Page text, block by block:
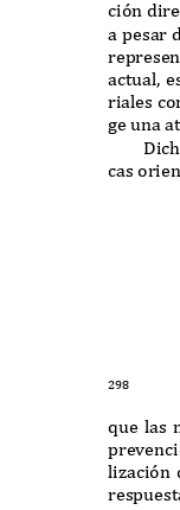
ción
a pesar
actual,
riales
ge una
D
cas
298
que las
lización